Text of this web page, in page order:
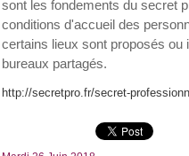
sont les fondements du secret
conditions d'accueil des
certains lieux sont proposés
bureaux partagés.
http://secretpro.fr/secret-